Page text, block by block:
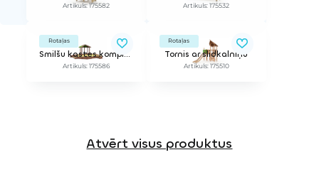
Artikuls: 175582 Artikuls: 175532
Rotaļas
Smilšu kastes komplekss Atakamas tuksneša atpūta
Artikuls: 175586
Rotaļas
Tornis ar slidkalniņu
Artikuls: 175510
Atvērt visus produktus